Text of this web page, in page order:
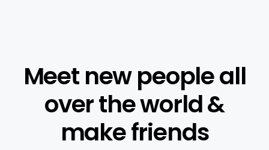
Meet new people all
over the world &
make friends